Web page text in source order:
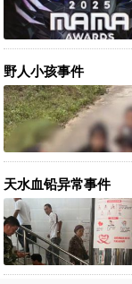
野人小孩事件
天水血铅异常事件